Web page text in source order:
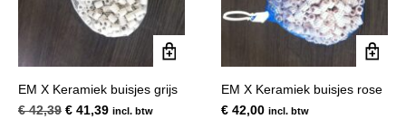
EM X Keramiek buisjes grijs
€42,39 Oorspronkelijke
€ 41,39Huidige
incl. btw
EM X Keramiek buisjes rose
€ 42,00 incl. btw